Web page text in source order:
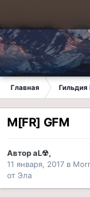
Главная
M[FR] GFM
АвторaL☢,
11 января, 2017 в
от Эла